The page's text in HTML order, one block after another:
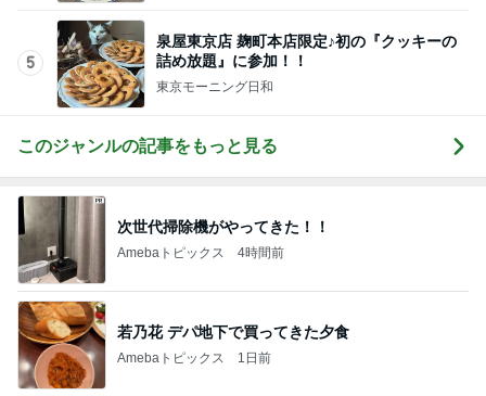
5
泉屋東京店 麹町本店限定♪初の『クッキーの
詰め放題』に参加！！
東京モーニング日和
このジャンルの記事をもっと見る
次世代掃除機がやってきた！！
Amebaトピックス 4時間前
若乃花 デパ地下で買ってきた夕食
Amebaトピックス 1日前